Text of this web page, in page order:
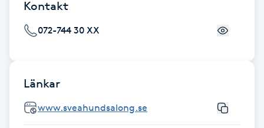
Fotsvamp
Fotvård
Fransar
Fransborttagning
Kontakt
072-744 30 XX
Länkar
www.sveahundsalong.se